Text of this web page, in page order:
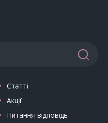
Статті
Акції
Питання-відповідь